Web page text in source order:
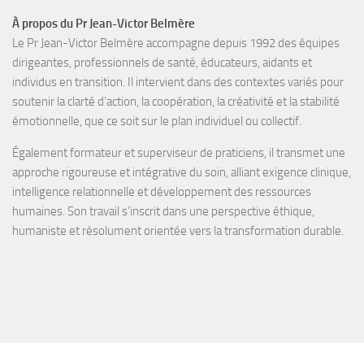
À propos du Pr Jean-Victor Belmère
Le Pr Jean-Victor Belmère accompagne depuis 1992 des équipes
dirigeantes, professionnels de santé, éducateurs, aidants et
individus en transition. Il intervient dans des contextes variés pour
soutenir laclarté d’action, la coopération, la créativité et la stabilité
émotionnelle, que ce soit sur le plan individuel ou collectif.
Égalementformateur etsuperviseur de praticiens, il transmet une
approche rigoureuse et intégrative du soin, alliant exigence clinique,
intelligence relationnelle et développement des ressources
humaines. Son travail s’inscrit dans une perspective éthique,
humaniste et résolument orientée vers la transformation durable.